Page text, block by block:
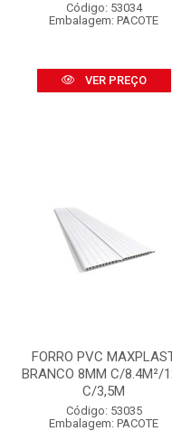
Código: 53034
Embalagem: PACOTE
VER PREÇO
FORRO PVC
BRANCO 8MM C/8.4M²/
C/3,5M
Código: 53035
Embalagem: PACOTE